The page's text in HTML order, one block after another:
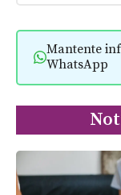
Mantente
WhatsApp